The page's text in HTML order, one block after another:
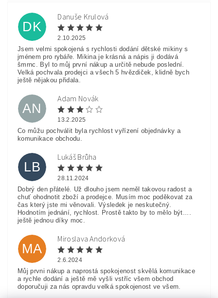
DK
Danuše Krulová
2.10.2025
Jsem velmi spokojená s rychlosti dodání dětské mikiny s
jménem pro rybáře. Mikina je krásná a nápis ji dodává
šmrnc. Byl to můj první nákup a určitě nebude poslední.
Velká pochvala prodejci a všech 5 hvězdiček, klidně bych
ještě nějakou přidala.
AN
Adam Novák
13.2.2025
Co můžu pochválit byla rychlost vyřízení objednávky a
komunikace obchodu.
LB
Lukáš Brůha
28.11.2024
Dobrý den přátelé. Už dlouho jsem neměl takovou radost a
chuť ohodnotit zboží a prodejce. Musím moc poděkovat za
čas který jste mi věnovali. Výsledek je neskutečný.
Hodnotím jednání, rychlost. Prostě takto by to mělo být....
ještě jednou díky moc.
MA
Miroslava Andorková
2.6.2024
Můj prvni nákup a naprostá spokojenost skvělá komunikace
a rychle dodání a ještě mě vyšli vstříc všem obchod
doporučuji za nás opravdu velká spokojenost ve všem.